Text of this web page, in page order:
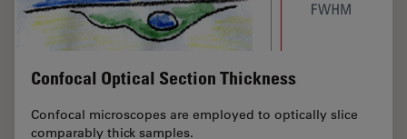
Confocal Optical Section Thickness
Confocal microscopes are employed to optically slice
comparably thick samples.